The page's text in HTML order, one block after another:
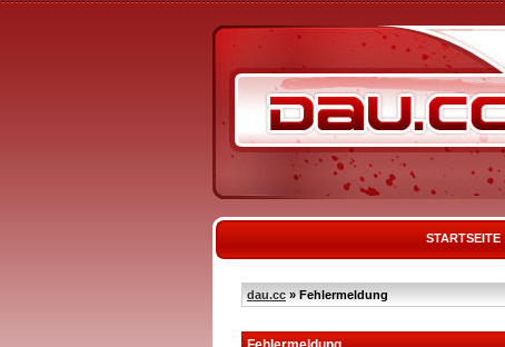
STARTSEITE
dau.cc » Fehlermeldung